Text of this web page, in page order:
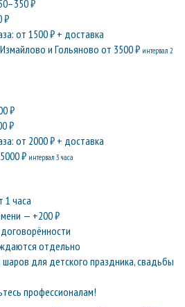
₽
₽
от 1500 ₽ + доставка
и Гольяново от 3500 ₽ интервал 2
₽
₽
от 2000 ₽ + доставка
₽ интервал 3 часа
1 часа
— +200 ₽
отдельно
для детского праздника, свадьбы
профессионалам!